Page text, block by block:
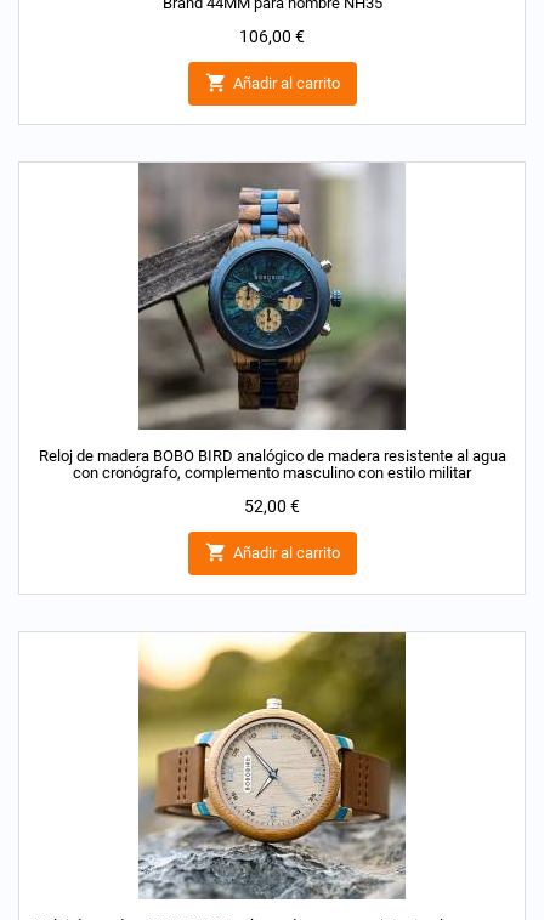
Precio
106,00 €
 Añadir al carrito
Reloj de madera BOBO BIRD analógico de madera resistente al agua
con cronógrafo, complemento masculino con estilo militar
Precio
52,00 €
 Añadir al carrito